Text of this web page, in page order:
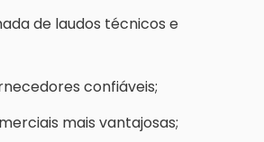
de laudos técnicos e
confiáveis;
mais vantajosas;